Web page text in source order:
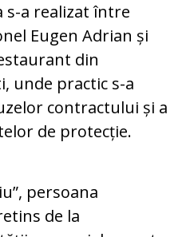
s-a realizat între
Eugen Adrian și
din
unde practic s-a
contractului și a
de protecție.
persoana
de la